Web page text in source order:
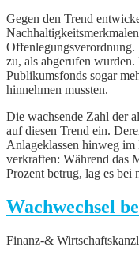
Gegen den Trend
zu, als abgerufen
Publikumsfonds sogar
hinnehmen mussten.
Die wachsende Zahl der
auf diesen Trend ein.
Anlageklassen hinweg
verkraften: Während das
Prozent betrug, lag es bei
Wachwechsel
Finanz-&